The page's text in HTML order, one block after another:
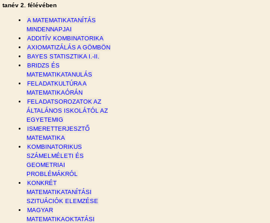
tanév 2. félévében
A MATEMATIKATANÍTÁS
MINDENNAPJAI
ADDITÍV KOMBINATORIKA
AXIOMATIZÁLÁS A GÖMBÖN
BAYES STATISZTIKA I.-II.
BRIDZS ÉS
MATEMATIKATANULÁS
FELADATKULTÚRA A
MATEMATIKAÓRÁN
FELADATSOROZATOK AZ
ÁLTALÁNOS ISKOLÁTÓL AZ
EGYETEMIG
ISMERETTERJESZTŐ
MATEMATIKA
KOMBINATORIKUS
SZÁMELMÉLETI ÉS
GEOMETRIAI
PROBLÉMÁKRÓL
KONKRÉT
MATEMATIKATANÍTÁSI
SZITUÁCIÓK ELEMZÉSE
MAGYAR
MATEMATIKAOKTATÁSI